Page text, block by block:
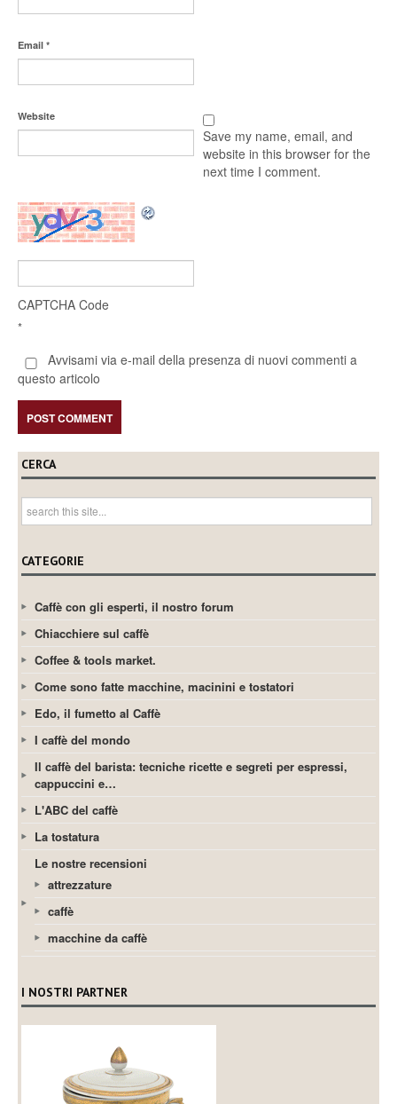
Email *
Website
Save my name, email, and
website in this browser for the
next time I comment.
CAPTCHA Code
*
Avvisami via e-mail della presenza di nuovi commenti a
questo articolo
CERCA
CATEGORIE
Caffè con gli esperti, il nostro forum
Chiacchiere sul caffè
Coffee & tools market.
Come sono fatte macchine, macinini e tostatori
Edo, il fumetto al Caffè
I caffè del mondo
Il caffè del barista: tecniche ricette e segreti per espressi,
cappuccini e…
L'ABC del caffè
La tostatura
Le nostre recensioni
attrezzature
caffè
macchine da caffè
I NOSTRI PARTNER